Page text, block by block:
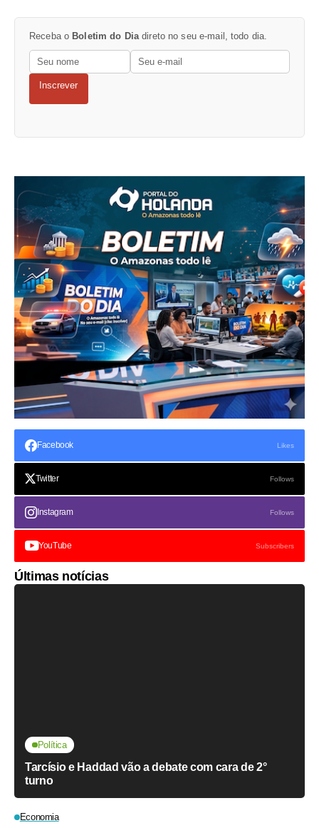
Receba o Boletim do Dia direto no seu e-mail, todo dia.
Inscrever
Facebook Likes
Twitter Follows
Instagram Follows
YouTube Subscribers
Últimas notícias
Política
Tarcísio e Haddad vão a debate com cara de 2°
turno
Economia